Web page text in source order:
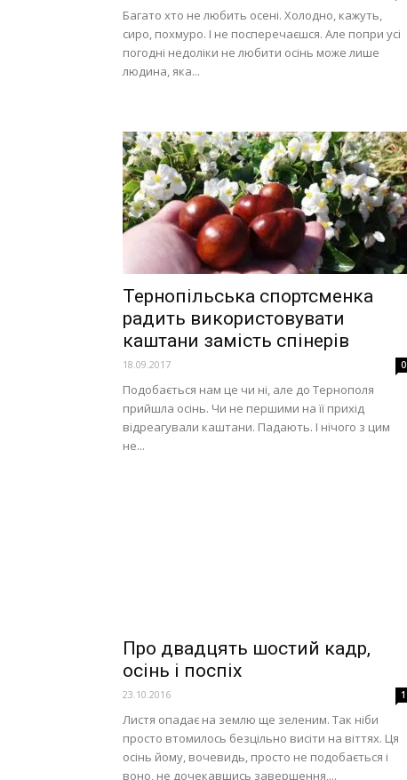
Багато хто не любить осені. Холодно, кажуть,
сиро, похмуро. І не посперечаєшся. Але попри усі
погодні недоліки не любити осінь може лише
людина, яка...
Тернопільська спортсменка
радить використовувати
каштани замість спінерів
18.09.2017 0
Подобається нам це чи ні, але до Тернополя
прийшла осінь. Чи не першими на її прихід
відреагували каштани. Падають. І нічого з цим
не...
Про двадцять шостий кадр,
осінь і поспіх
23.10.2016 1
Листя опадає на землю ще зеленим. Так ніби
просто втомилось безцільно висіти на віттях. Ця
осінь йому, вочевидь, просто не подобається і
воно, не дочекавшись завершення,...